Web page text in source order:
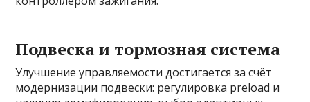
Подвеска и тормозная система
Улучшение управляемости достигается за счёт
модернизации подвески: регулировка preload и